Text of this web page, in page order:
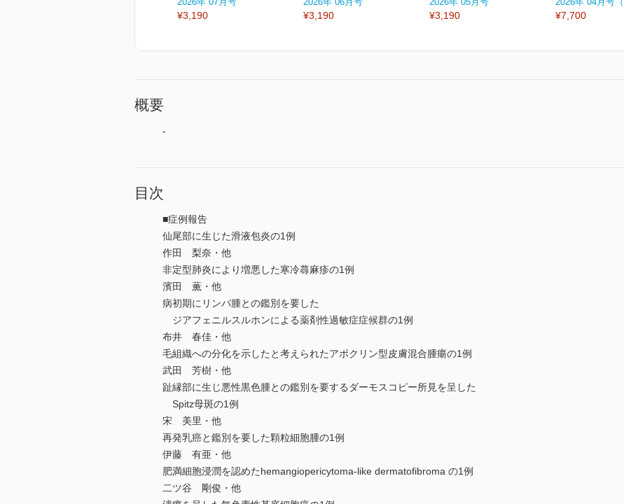
¥3,190 ¥3,190 ¥3,190 ¥7,700
概要
-
目次
■症例報告
仙尾部に生じた滑液包炎の1例
作田 梨奈・他
非定型肺炎により増悪した寒冷蕁麻疹の1例
濱田 薫・他
病初期にリンパ腫との鑑別を要した
ジアフェニルスルホンによる薬剤性過敏症症候群の1例
布井 春佳・他
毛組織への分化を示したと考えられたアポクリン型皮膚混合腫瘍の1例
武田 芳樹・他
趾縁部に生じ悪性黒色腫との鑑別を要するダーモスコピー所見を呈した
Spitz母斑の1例
宋 美里・他
再発乳癌と鑑別を要した顆粒細胞腫の1例
伊藤 有亜・他
肥満細胞浸潤を認めたhemangiopericytoma-like dermatofibroma の1例
二ツ谷 剛俊・他